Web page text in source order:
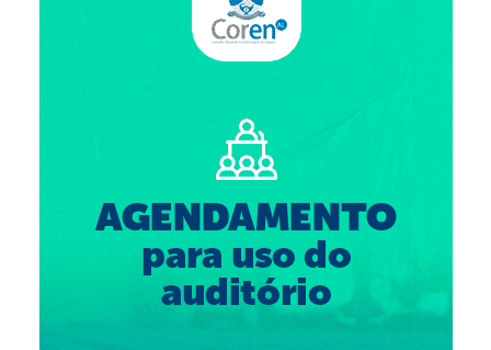
Suspensão do Exercício Profissional
Clube de Vantagens
Reserva de auditório
Ouvidoria